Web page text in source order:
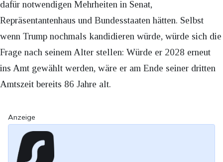
dafür notwendigen Mehrheiten in Senat,
Repräsentantenhaus und Bundesstaaten hätten. Selbst
wenn Trump nochmals kandidieren würde, würde sich die
Frage nach seinem Alter stellen: Würde er 2028 erneut
ins Amt gewählt werden, wäre er am Ende seiner dritten
Amtszeit bereits 86 Jahre alt.
Anzeige